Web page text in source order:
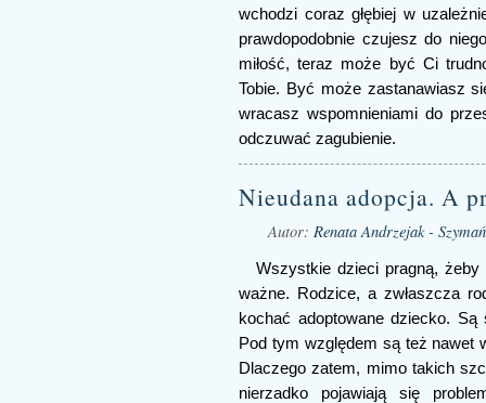
wchodzi coraz głębiej w
prawdopodobnie czujesz do
miłość, teraz może być Ci
Tobie. Być może zastanawiasz
wracasz wspomnieniami do
odczuwać zagubienie.
Nieudana adopcja. A
Autor: Renata Andrzejak -
Wszystkie dzieci pragną,
ważne. Rodzice, a zwłaszcza
kochać adoptowane dziecko. Są
Pod tym względem są też nawet
Dlaczego zatem, mimo takich
nierzadko pojawiają się